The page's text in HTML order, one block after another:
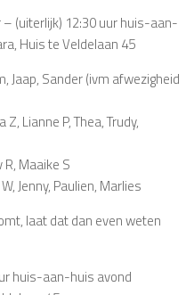
(uiterlijk) 12:30 uur huis-aan-
Huis te Veldelaan 45
Jaap, Sander (ivm afwezigheid
Lianne P, Thea, Trudy,
R, Maaike S
Jenny, Paulien, Marlies
laat dat dan even weten
huis-aan-huis avond